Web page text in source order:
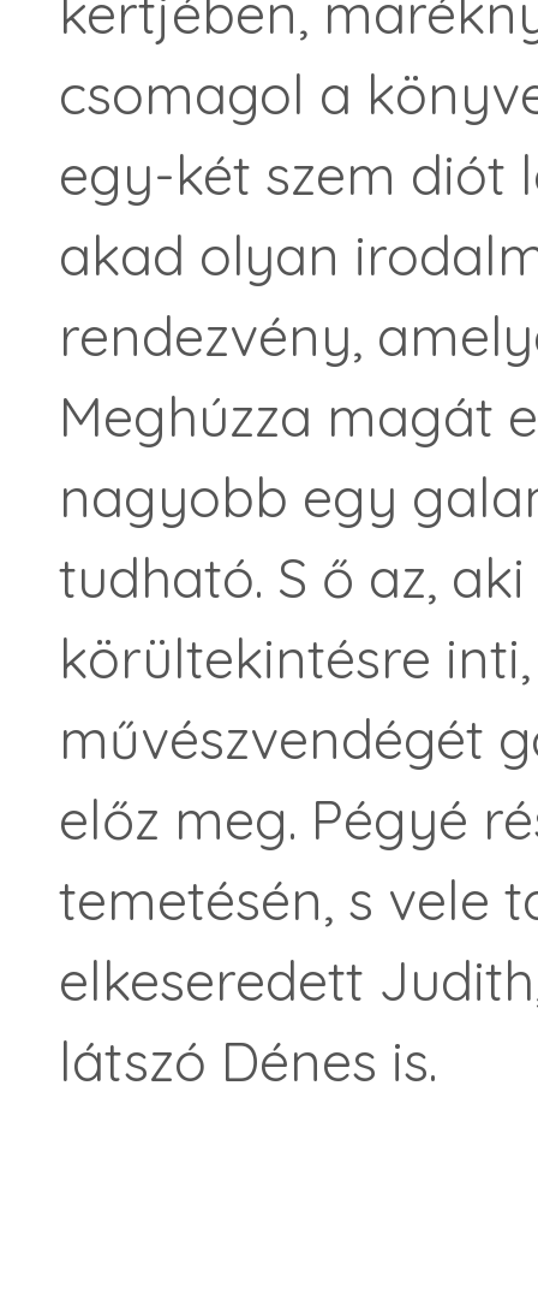
csomagol a
egy-két szem diót
akad olyan
rendezvény,
Meghúzza magát
nagyobb egy
tudható. S ő az,
körültekintésre
művészvendégét
előz meg. Pégyé
temetésén, s vele
elkeseredett
látszó Dénes is.